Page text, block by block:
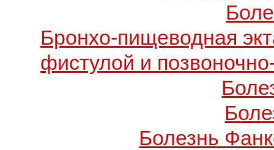
Бронхо-пищеводная
фистулой и
Болезнь